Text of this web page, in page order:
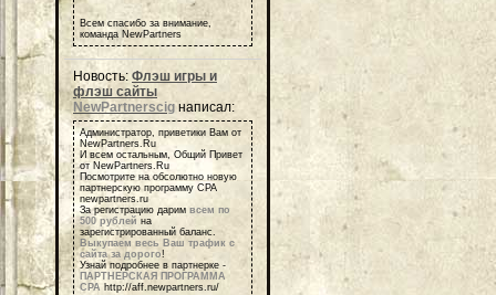
Всем спасибо за внимание,
команда NewPartners
Новость: Флэш игры и
флэш сайты
NewPartnerscig написал:
Администратор, приветики Вам от
NewPartners.Ru
И всем остальным, Общий Привет
от NewPartners.Ru
Посмотрите на обсолютно новую
партнерскую программу СРА
newpartners.ru
За регистрацию дарим всем по
500 рублей на
зарегистрированный баланс.
Выкупаем весь Ваш трафик с
сайта за дорого!
Узнай подробнее в партнерке -
ПАРТНЕРСКАЯ ПРОГРАММА
СРА http://aff.newpartners.ru/